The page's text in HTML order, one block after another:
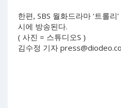
한편, SBS 월화드라마 ‘트롤
시에 방송된다.
( 사진 = 스튜디오S )
김수정 기자